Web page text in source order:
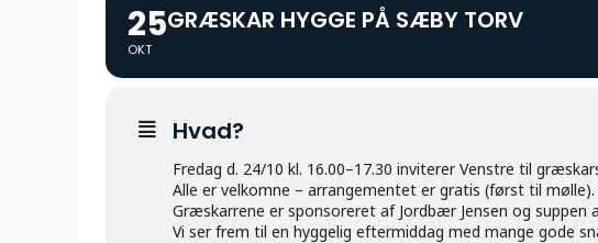
25
OKT
GRÆSKAR HYGGE PÅ SÆBY TORV
Hvad?
Fredag d. 24/10 kl. 16.00–17.30 inviterer Venstre til
Alle er velkomne – arrangementet er gratis (først til mølle).
Græskarrene er sponsoreret af Jordbær Jensen og suppen
Vi ser frem til en hyggelig eftermiddag med mange gode